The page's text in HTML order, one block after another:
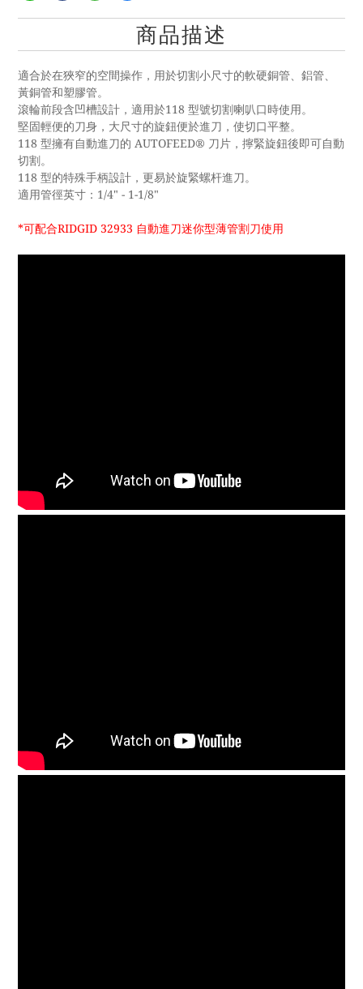
商品描述
適合於在狹窄的空間操作，用於切割小尺寸的軟硬銅管、鋁管、
黃銅管和塑膠管。
滾輪前段含凹槽設計，適用於118 型號切割喇叭口時使用。
堅固輕便的刀身，大尺寸的旋鈕便於進刀，使切口平整。
118 型擁有自動進刀的 AUTOFEED® 刀片，擰緊旋鈕後即可自動
切割。
118 型的特殊手柄設計，更易於旋緊螺杆進刀。
適用管徑英寸：1/4" - 1-1/8"
*可配合RIDGID 32933 自動進刀迷你型薄管割刀使用